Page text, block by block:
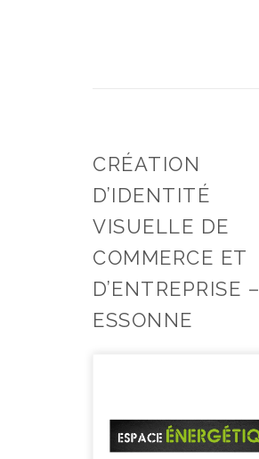
CRÉATION
D’IDENTITÉ
VISUELLE DE
COMMERCE ET
D’ENTREPRISE –
ESSONNE